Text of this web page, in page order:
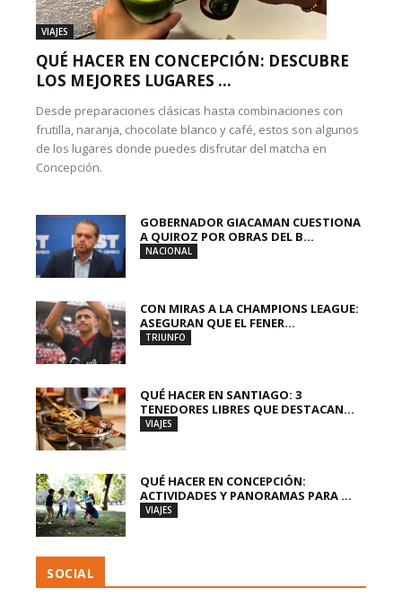
VIAJES
QUÉ HACER EN CONCEPCIÓN: DESCUBRE
LOS MEJORES LUGARES ...
Desde preparaciones clásicas hasta combinaciones con
frutilla, naranja, chocolate blanco y café, estos son algunos
de los lugares donde puedes disfrutar del matcha en
Concepción.
GOBERNADOR GIACAMAN CUESTIONA
A QUIROZ POR OBRAS DEL B...
NACIONAL
CON MIRAS A LA CHAMPIONS LEAGUE:
ASEGURAN QUE EL FENER...
TRIUNFO
QUÉ HACER EN SANTIAGO: 3
TENEDORES LIBRES QUE DESTACAN...
VIAJES
QUÉ HACER EN CONCEPCIÓN:
ACTIVIDADES Y PANORAMAS PARA ...
VIAJES
SOCIAL